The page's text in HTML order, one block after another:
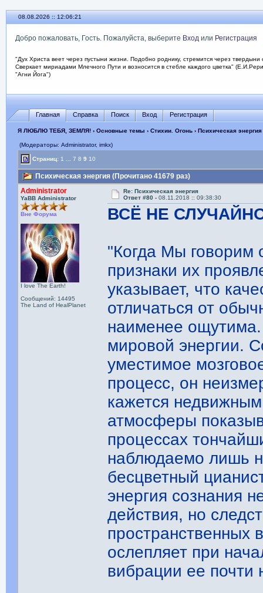
08.08.2026 :: 12:06:22
Добро пожаловать, Гость. Пожалуйста, выберите Входили Регистрация
"Дух Христа веет через пустыни жизни. Подобно роднику, стремится через твердыни
Сверкает мириадами Млечного Пути и возносится в стебле каждого цветка"
"Агни Йога")
Главная Справка Поиск Вход Регистрация
Я ЛЮБЛЮ ТЕБЯ, ЗЕМЛЯ!› Основные темы › Стихии. Огонь› Психическая энергия
(Модераторы: Administrator, imkx)
Страниц: 1 7 8 9 10
Психическая энергия (Прочитано 41679 раз)
Administrator
YaBB Administrator
Вне Форума
I love The Earth!
Сообщений: 14495
The Land of HealPlanet
Re: Психическая энергия
Ответ #80 -08.11.2018 :: 09:38:30
ВСЁ НЕ
"Когда Мы говорим
признаки их
указывает, что
отличаться от
наименее
мировой энергии.
уместимое
процесс, он
кажется
атмосферы
процессах
наблюдаемо лишь
бесцветный
энергия сознания
действия, но
пространственных
ослепляет при
вибрации ее почти